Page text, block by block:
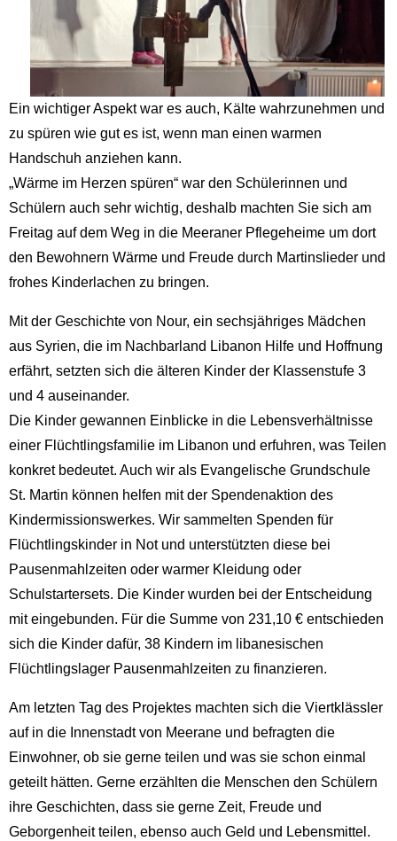
Ein wichtiger Aspekt war es auch, Kälte wahrzunehmen und
zu spüren wie gut es ist, wenn man einen warmen
Handschuh anziehen kann.
„Wärme im Herzen spüren“ war den Schülerinnen und
Schülern auch sehr wichtig, deshalb machten Sie sich am
Freitag auf dem Weg in die Meeraner Pflegeheime um dort
den Bewohnern Wärme und Freude durch Martinslieder und
frohes Kinderlachen zu bringen.
Mit der Geschichte von Nour, ein sechsjähriges Mädchen
aus Syrien, die im Nachbarland Libanon Hilfe und Hoffnung
erfährt, setzten sich die älteren Kinder der Klassenstufe 3
und 4 auseinander.
Die Kinder gewannen Einblicke in die Lebensverhältnisse
einer Flüchtlingsfamilie im Libanon und erfuhren, was Teilen
konkret bedeutet. Auch wir als Evangelische Grundschule
St. Martin können helfen mit der Spendenaktion des
Kindermissionswerkes. Wir sammelten Spenden für
Flüchtlingskinder in Not und unterstützten diese bei
Pausenmahlzeiten oder warmer Kleidung oder
Schulstartersets. Die Kinder wurden bei der Entscheidung
mit eingebunden. Für die Summe von 231,10 € entschieden
sich die Kinder dafür, 38 Kindern im libanesischen
Flüchtlingslager Pausenmahlzeiten zu finanzieren.
Am letzten Tag des Projektes machten sich die Viertklässler
auf in die Innenstadt von Meerane und befragten die
Einwohner, ob sie gerne teilen und was sie schon einmal
geteilt hätten. Gerne erzählten die Menschen den Schülern
ihre Geschichten, dass sie gerne Zeit, Freude und
Geborgenheit teilen, ebenso auch Geld und Lebensmittel.